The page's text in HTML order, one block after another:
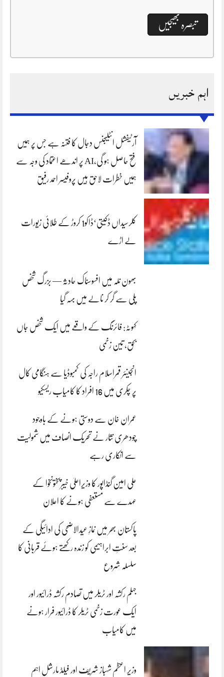
اہم خبریں
آرٹیفشل انٹلیجنس دجال کا فتنہ ہے جس پر ہمیں
فتح حاصل ہو گی،AI پر اندھے اعتماد کی وجہ سے
ہمیں خطرات لاحق ہیں پروفیسر احمد رفیق
کلرسیداں ڈکیتی‘ڈاکو1 کروڑ کے طلائی زیورات
لے اڑے
بھون نلہ میں افسوسناک حادثہ — بزرگ شخص
پلی سے گر کر نالے میں بہہ گیا
کہوٹہ: فائرنگ کے واقعے میں ایک شخص جاں
بحق، تین زخمی
انجینئر قمراسلام راجہ کی کمبوڈیا سے ہنگامی کال
پر چکری میں 16 افراد کا کامیاب ریسکیو
عمران خان سے دوستی ہونے کے باوجود
چودھری نثار نے تحریک انصاف میں شمولیت
سے انکاری رہے
علی امین گنڈاپور کا وزیراعلیٰ خیبرپختونخوا کے
عہدے سے مستعفی ہونے کا اعلان
پاکستان بھر میں نمازِ عیدالاضحی کی ادائیگی کے
بعد سنتِ ابراہیمی کو زندہ رکھتے ہوئے قربانی کا
سلسلہ شروع
جہلم رکشہ اور ٹریلر میں تصادم رکشہ ڈرائیور اور
ایک عورت زخمی ٹریلر کا ڈرائیور فرار ہونے
میں کامیاب
وزیر اعظم شہباز شریف اور فیلڈ مارشل اہم